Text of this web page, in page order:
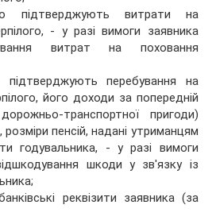
підтверджують витрати на
- у разі вимоги заявника
витрат на поховання
перебування на
його доходи за попередній
транспортної пригоди)
розміри пенсій, надані утриманцям
годувальника, - у разі вимоги
шкоди у зв'язку із
реквізити заявника (за